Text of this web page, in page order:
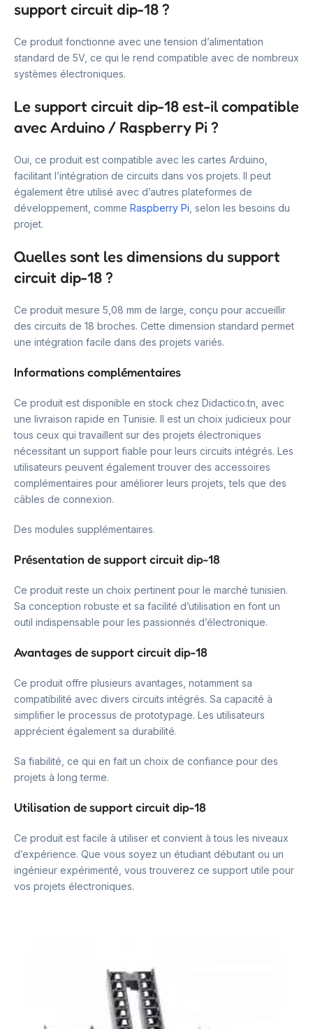
support circuit dip-18 ?
Ce produit fonctionne avec une tension d’alimentation
standard de 5V, ce qui le rend compatible avec de nombreux
systèmes électroniques.
Le support circuit dip-18 est-il compatible
avec Arduino / Raspberry Pi ?
Oui, ce produit est compatible avec les cartes Arduino,
facilitant l’intégration de circuits dans vos projets. Il peut
également être utilisé avec d’autres plateformes de
développement, comme Raspberry Pi , selon les besoins du
projet.
Quelles sont les dimensions du support
circuit dip-18 ?
Ce produit mesure 5,08 mm de large, conçu pour accueillir
des circuits de 18 broches. Cette dimension standard permet
une intégration facile dans des projets variés.
Informations complémentaires
Ce produit est disponible en stock chez Didactico.tn, avec
une livraison rapide en Tunisie. Il est un choix judicieux pour
tous ceux qui travaillent sur des projets électroniques
nécessitant un support fiable pour leurs circuits intégrés. Les
utilisateurs peuvent également trouver des accessoires
complémentaires pour améliorer leurs projets, tels que des
câbles de connexion.
Des modules supplémentaires.
Présentation de support circuit dip-18
Ce produit reste un choix pertinent pour le marché tunisien.
Sa conception robuste et sa facilité d’utilisation en font un
outil indispensable pour les passionnés d’électronique.
Avantages de support circuit dip-18
Ce produit offre plusieurs avantages, notamment sa
compatibilité avec divers circuits intégrés. Sa capacité à
simplifier le processus de prototypage. Les utilisateurs
apprécient également sa durabilité.
Sa fiabilité, ce qui en fait un choix de confiance pour des
projets à long terme.
Utilisation de support circuit dip-18
Ce produit est facile à utiliser et convient à tous les niveaux
d’expérience. Que vous soyez un étudiant débutant ou un
ingénieur expérimenté, vous trouverez ce support utile pour
vos projets électroniques.